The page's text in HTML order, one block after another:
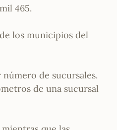
465.
los municipios del
de sucursales.
de una sucursal